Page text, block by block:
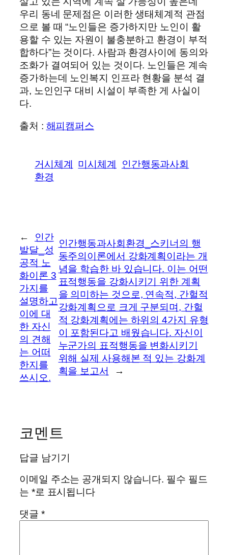
우리 동네 문제점은 이러한 생태체계적 관점
으로 볼 때 “노인들은 증가하지만 노인이 활
용할 수 있는 자원이 불충분하고 환경이 부적
합하다”는 것이다. 사람과 환경사이에 동의와
조화가 결여되어 있는 것이다. 노인들은 계속
증가하는데 노인복지 인프라 현황을 분석 결
과, 노인인구 대비 시설이 부족한 게 사실이
다.
출처 : 해피캠퍼스
거시체계 미시체계
인간행동과사회
환경
←
인간
발달_성
공적 노
화이론 3
가지를
설명하고
이에 대
한 자신
의 견해
는 어떠
한지를
쓰시오.
인간행동과사회환경_스키너의 행
동주의이론에서 강화계획이라는 개
념을 학습한 바 있습니다. 이는 어떤
표적행동을 강화시키기 위한 계획
을 의미하는 것으로, 연속적, 간헐적
강화계획으로 크게 구분되며, 간헐
적 강화계획에는 하위의 4가지 유형
이 포함된다고 배웠습니다. 자신이
누군가의 표적행동을 변화시키기
위해 실제 사용해본 적 있는 강화계
획을 보고서
→
코멘트
답글 남기기
이메일 주소는 공개되지 않습니다. 필수 필드
는 *로 표시됩니다
댓글 *